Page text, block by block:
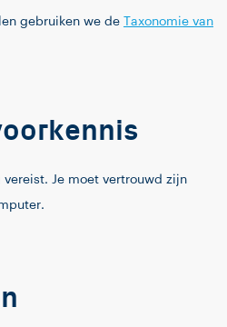
gebruiken we de
Taxonomie van
Je moet vertrouwd zijn